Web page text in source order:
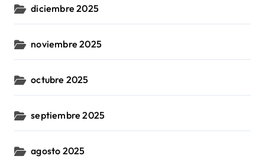
diciembre 2025
noviembre 2025
octubre 2025
septiembre 2025
agosto 2025